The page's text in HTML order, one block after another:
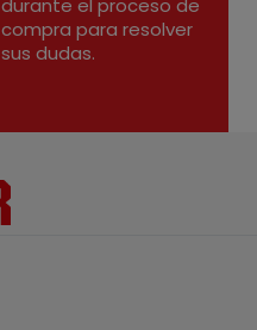
durante el proceso de
compra para resolver
sus dudas.